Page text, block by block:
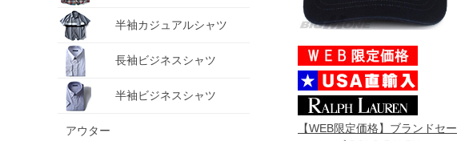
半袖カジュアルシャツ
長袖ビジネスシャツ
半袖ビジネスシャツ
アウター
【WEB限定価格】ブランドセー